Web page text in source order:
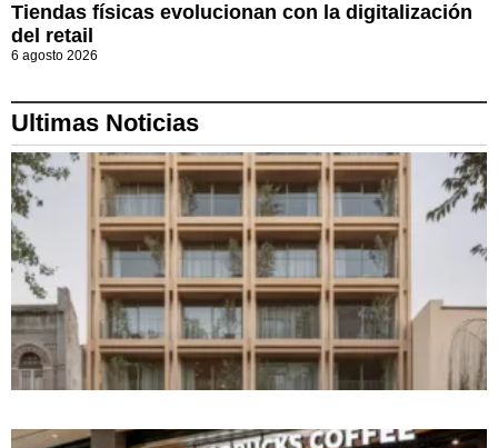
Tiendas físicas evolucionan con la digitalización
del retail
6 agosto 2026
Ultimas Noticias